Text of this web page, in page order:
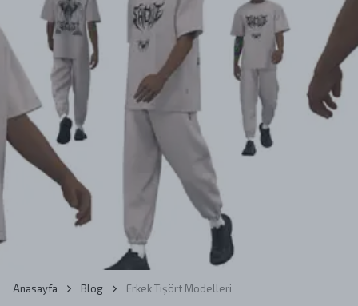
Anasayfa Blog Erkek Tişört Modelleri